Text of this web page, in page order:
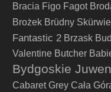
Bracia Figo Fagot
Brożek Brüdny Skürwiel
Fantastic 2 Brzask
Valentine Butcher
Bydgoskie
Cabaret Grey Cała